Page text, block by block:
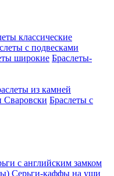
классические
с подвесками
широкие Браслеты-
из камней
Сваровски Браслеты с
с английским замком
Серьги-каффы на уши